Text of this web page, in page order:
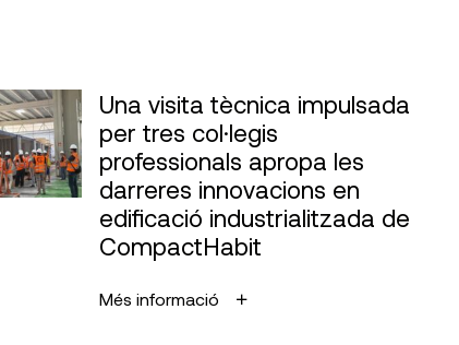
Una visita tècnica impulsada
per tres col·legis
professionals apropa les
darreres innovacions en
edificació industrialitzada de
CompactHabit
Més informació